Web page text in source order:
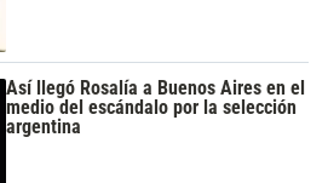
Así llegó Rosalía a Buenos Aires en el
medio del escándalo por la selección
argentina